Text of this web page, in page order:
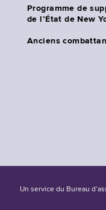
Programme de
de l’État de New
Anciens
Un service du Bureau